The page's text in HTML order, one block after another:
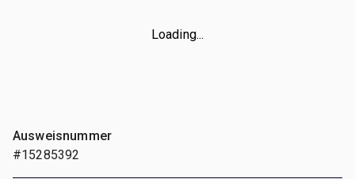
Loading...
Ausweisnummer
#15285392